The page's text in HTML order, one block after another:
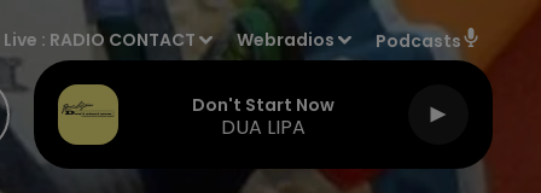
Live : RADIO CONTACT Webradios Podcasts
Don't Start Now
DUA LIPA